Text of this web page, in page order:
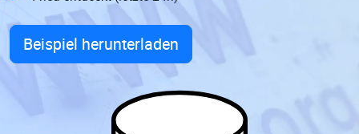
Beispiel herunterladen